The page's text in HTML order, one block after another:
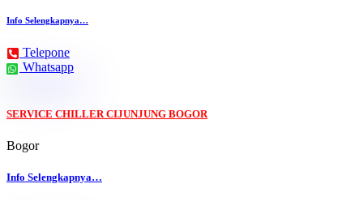
Info Selengkapnya…
Telepone
Whatsapp
SERVICE CHILLER CIJUNJUNG BOGOR
Bogor
Info Selengkapnya…